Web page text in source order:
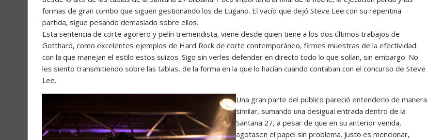
formas de gran combo que siguen gestionando los de Lugano. El vacío que dejó Steve Lee con su repentina
partida, sigue pesando demasiado sobre ellos.
Esta sentencia de corte agorero y pelín tremendista, viene desde quien tiene a los dos últimos trabajos de
Gotthard, como excelentes ejemplos de Hard Rock de corte contemporáneo, firmes muestras de la efectividad
con la que manejan el estilo estos suizos. Sigo sin verles defender en directo todo lo que solían, sin embargo. No
les siento transmitiendo sobre las tablas, de la forma en la que lo hacían cuando contaban con el concurso de Steve
Lee.
Una gran parte del público pareció entenderlo de manera
similar, sumando una desigual entrada dentro de la
Santana 27, a pesar de que en su anterior venida,
agotasen el papel sin problema. Justo es mencionar,